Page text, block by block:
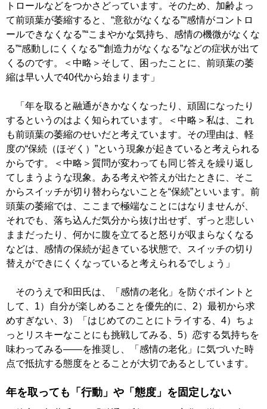
トロールなどをつかさどっています。そのため、加齢よっ
て前頭葉が萎縮すると、“意欲がなくなる”“感情がコントロ
ールできなくなる”“こまやかな気持ち、感情の機微がなくな
る”“感動しにくくなる”“創造力がなくなる”などの症状が出て
くるのです。＜中略＞そして、困ったことに、前頭葉の萎
縮は早い人で40代から始まります」
「年を取ると融通がきかなくなったり、頑固になったり
するというのはよく知られています。＜中略＞私は、これ
も前頭葉の萎縮のせいだと考えています。その理由は、軽
度の“保続（ほぞく）”という現象が起きていると考えられる
からです。＜中略＞質問が変わっても同じ答えを繰り返し
てしまうような現象。ある考えや答えが出たときに、そこ
からスイッチが切り替わらないことを“保続”といいます。前
頭葉の萎縮では、ここまで極端なことにはなりませんが、
それでも、落ち込んだ気分から抜け出せず、ずっと悲しい
ままだったり、何かに腹を立てると怒りが収まらなくなる
などは、感情の保続が起きている状態で、スイッチの切り
替えができにくくなっていると考えられるでしょう」
そのうえで和田氏は、「感情の老化」を防ぐポイントと
して、1）自分が楽しめることを優先的に、2）最初から求
めすぎない、3）「はじめてのことにトライする、4）ちょ
っとリスキーなことにも挑戦してみる、5）恋する気持ちを
味わってみる――を推奨し、「感情の老化」に気づいた時
点で抵抗する態度をとることが大切であるとしています。
年を取っても「行動」や「態度」を固定しない